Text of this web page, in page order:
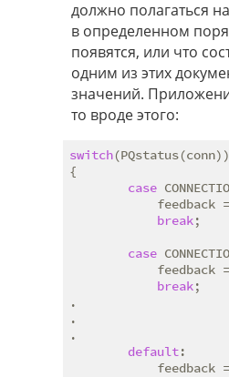
должно полагаться
в определенном
появятся, или что
одним из этих
значений.
то вроде этого:
switch(PQstatus(conn))
{
case
            feedback =
break;
case
            feedback =
break;
.
.
.
default:
            feedback =